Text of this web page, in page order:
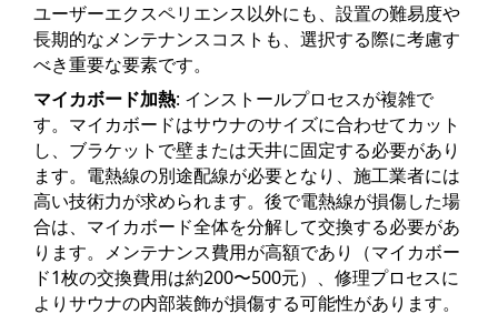
ユーザーエクスペリエンス以外にも、設置の難易度や
長期的なメンテナンスコストも、選択する際に考慮す
べき重要な要素です。
マイカボード加熱: インストールプロセスが複雑で
す。マイカボードはサウナのサイズに合わせてカット
し、ブラケットで壁または天井に固定する必要があり
ます。電熱線の別途配線が必要となり、施工業者には
高い技術力が求められます。後で電熱線が損傷した場
合は、マイカボード全体を分解して交換する必要があ
ります。メンテナンス費用が高額であり（マイカボー
ド1枚の交換費用は約200〜500元）、修理プロセスに
よりサウナの内部装飾が損傷する可能性があります。